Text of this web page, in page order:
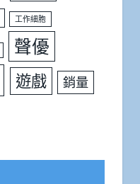
工作細胞
聲優
遊戲 銷量